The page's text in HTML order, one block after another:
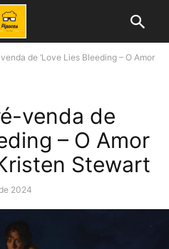
de ‘Love Lies Bleeding – O Amor
venda de
– O Amor
Stewart
2024